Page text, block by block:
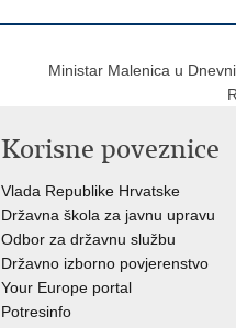
Ministar Malenica u
Korisne poveznice
Vlada Republike Hrvatske
Državna škola za javnu upravu
Odbor za državnu službu
Državno izborno povjerenstvo
Your Europe portal
Potresinfo